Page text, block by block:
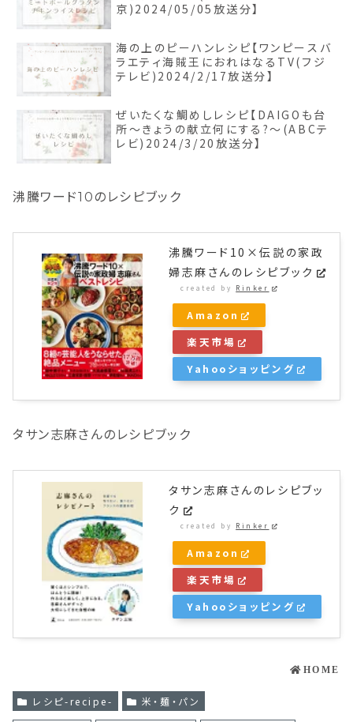
京)2024/05/05放送分】
海の上のピーハンレシピ【ワンピースバ
ラエティ海賊王におれはなるTV(フジ
テレビ)2024/2/17放送分】
ぜいたくな鯛めしレシピ【DAIGOも台
所～きょうの献立何にする?～(ABCテ
レビ)2024/3/20放送分】
沸騰ワード10のレシピブック
沸騰ワード10×伝説の家政
婦志麻さんのレシピブック
created by Rinker
Amazon
楽天市場
Yahooショッピング
タサン志麻さんのレシピブック
タサン志麻さんのレシピブッ
ク
created by Rinker
Amazon
楽天市場
Yahooショッピング
HOME
レシピ-recipe- 米・麺・パン